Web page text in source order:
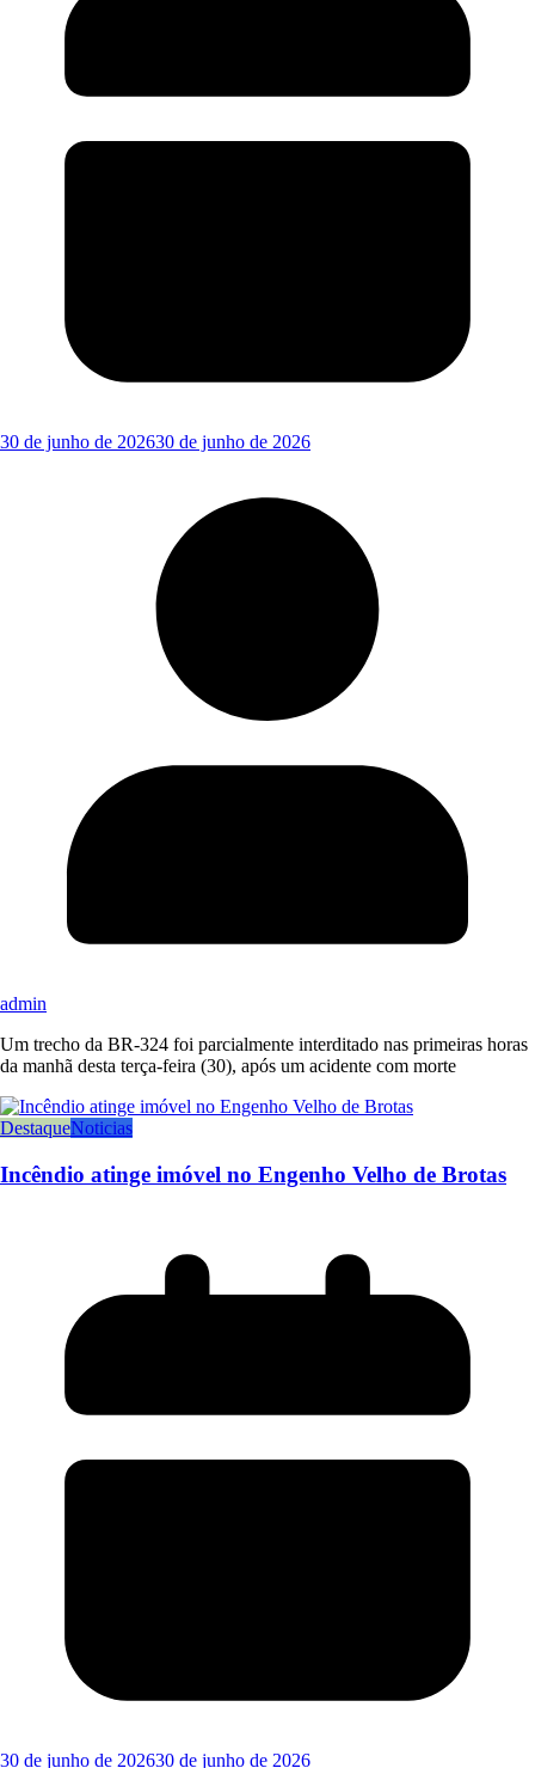
30 de junho de 202630 de junho de 2026
admin
Um trecho da BR-324 foi parcialmente interditado nas primeiras horas
da manhã desta terça-feira (30), após um acidente com morte
DestaqueNoticias
Incêndio atinge imóvel no Engenho Velho de Brotas
30 de junho de 202630 de junho de 2026